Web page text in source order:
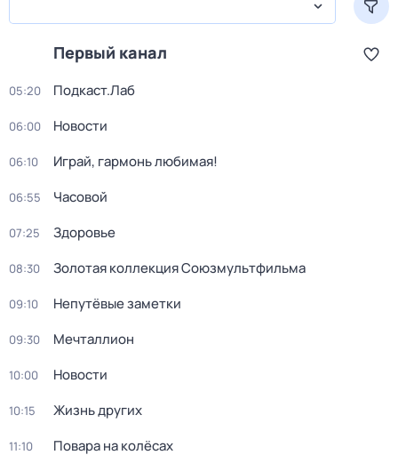
Первый канал
05:20 Подкаст.Лаб
06:00 Новости
06:10 Играй, гармонь любимая!
06:55 Часовой
07:25 Здоровье
08:30 Золотая коллекция Союзмультфильма
09:10 Непутёвые заметки
09:30 Мечталлион
10:00 Новости
10:15 Жизнь других
11:10 Повара на колёсах